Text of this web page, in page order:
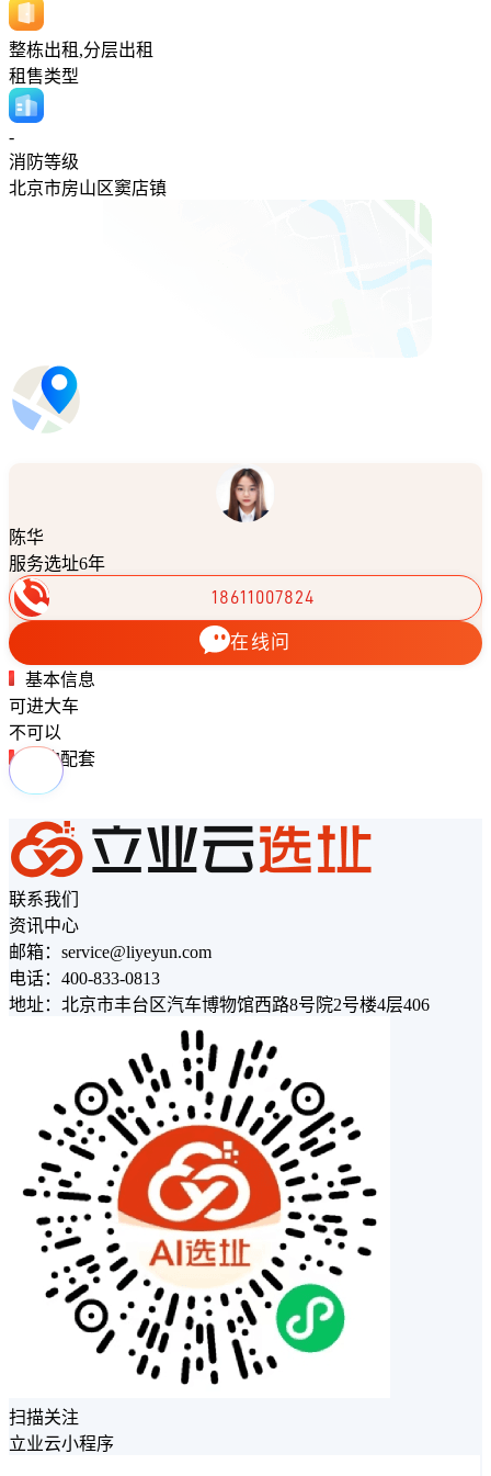
整栋出租,分层出租
租售类型
-
消防等级
北京市房山区窦店镇
陈华
服务选址6年
18611007824
在线问
基本信息
可进大车
不可以
周边配套
联系我们
资讯中心
邮箱：service@liyeyun.com
电话：400-833-0813
地址：北京市丰台区汽车博物馆西路8号院2号楼4层406
扫描关注
立业云小程序